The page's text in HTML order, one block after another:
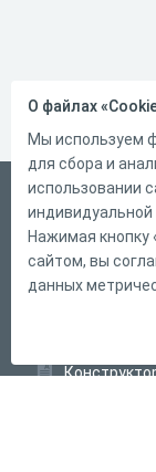
Русский
Справка
Форма
О файлах
Мы используем
для сбора и
использовании
Нажимая кнопку
сайтом, вы
данных